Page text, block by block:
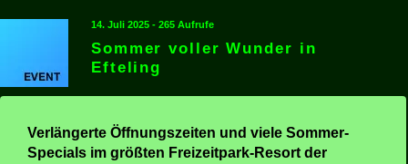
14. Juli 2025 - 265 Aufrufe
Sommer voller Wunder in
Efteling
Verlängerte Öffnungszeiten und viele Sommer-
Specials im größten Freizeitpark-Resort der